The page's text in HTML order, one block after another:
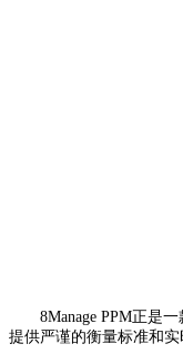
8Manage PPM正是一
提供严谨的衡量标准和